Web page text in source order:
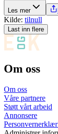
Les mer
Kilde: tilnull
Last inn flere
Om oss
Om oss
Våre partnere
Støtt vårt arbeid
Annonsere